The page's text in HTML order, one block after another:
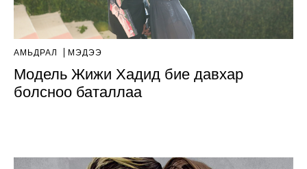
АМЬДРАЛ МЭДЭЭ
Модель Жижи Хадид бие давхар
болсноо баталлаа